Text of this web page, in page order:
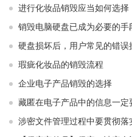
进行化妆品销毁应当如何选择
销毁电脑硬盘已成为必要的手
硬盘损坏后，用户常见的错误
瑕疵化妆品的销毁流程
企业电子产品销毁的选择
藏匿在电子产品中的信息一定
涉密文件管理过程中要贯彻